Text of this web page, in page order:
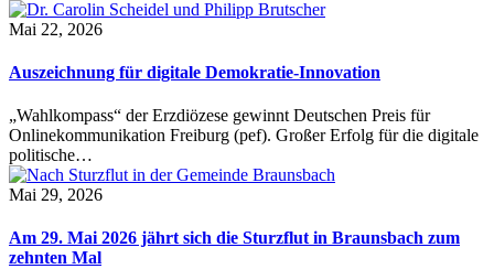
Mai 22, 2026
Auszeichnung für digitale Demokratie-Innovation
„Wahlkompass“ der Erzdiözese gewinnt Deutschen Preis für
Onlinekommunikation Freiburg (pef). Großer Erfolg für die digitale
politische…
Mai 29, 2026
Am 29. Mai 2026 jährt sich die Sturzflut in Braunsbach zum
zehnten Mal